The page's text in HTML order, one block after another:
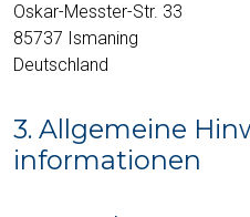
Oskar-Messter-Str. 33
85737 Ismaning
Deutschland
3. Allgemeine
informationen